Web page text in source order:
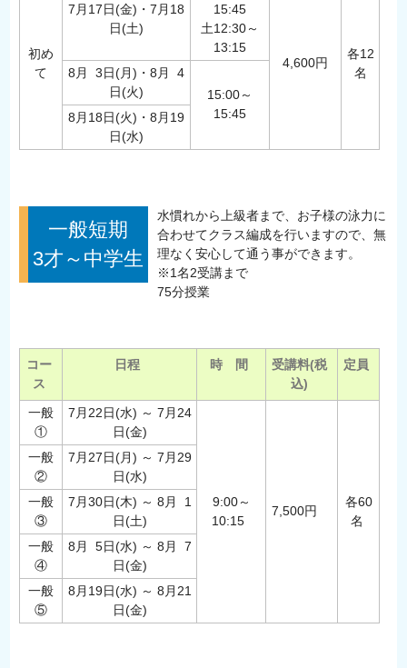
初め
て
7月17日(金)・7月18
日(土)
15:45
土12:30～
13:15
4,600円
各12
名
8月 3日(月)・8月 4
日(火)
15:00～
15:45
8月18日(火)・8月19
日(水)
一般短期
3才～中学生
水慣れから上級者まで、お子様の泳力に
合わせてクラス編成を行いますので、無
理なく安心して通う事ができます。
※1名2受講まで
75分授業
コー
ス
日程 時 間
受講料(税
込)
定員
一般
①
7月22日(水) ～ 7月24
日(金)
9:00～
10:15
7,500円
各60
名
一般
②
7月27日(月) ～ 7月29
日(水)
一般
③
7月30日(木) ～ 8月 1
日(土)
一般
④
8月 5日(水) ～ 8月 7
日(金)
一般
⑤
8月19日(水) ～ 8月21
日(金)